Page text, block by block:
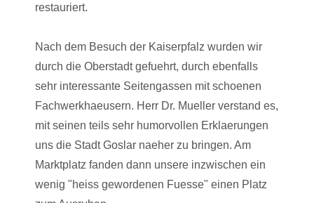
restauriert.
Nach dem Besuch der Kaiserpfalz wurden wir
durch die Oberstadt gefuehrt, durch ebenfalls
sehr interessante Seitengassen mit schoenen
Fachwerkhaeusern. Herr Dr. Mueller verstand es,
mit seinen teils sehr humorvollen Erklaerungen
uns die Stadt Goslar naeher zu bringen. Am
Marktplatz fanden dann unsere inzwischen ein
wenig "heiss gewordenen Fuesse" einen Platz